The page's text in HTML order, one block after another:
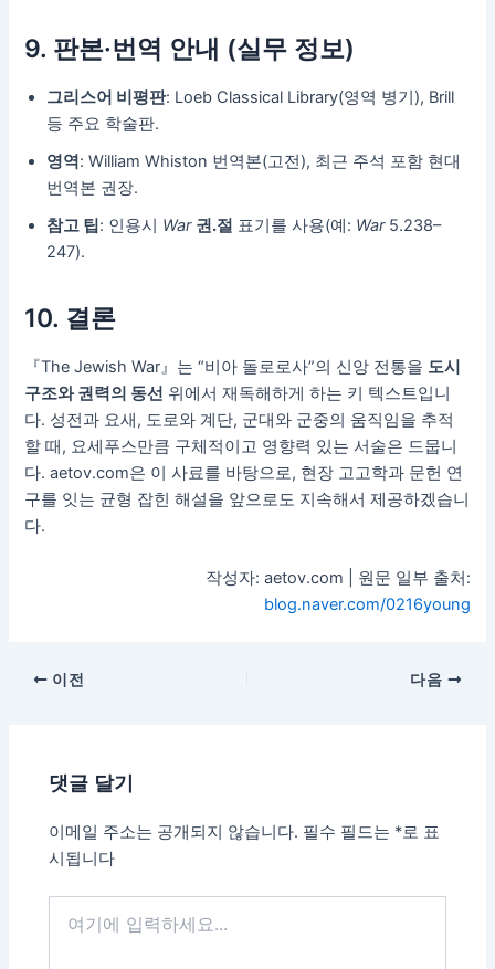
9. 판본·번역 안내 (실무 정보)
그리스어 비평판: Loeb Classical Library(영역 병기), Brill
등 주요 학술판.
영역: William Whiston 번역본(고전), 최근 주석 포함 현대
번역본 권장.
참고 팁: 인용시 War 권.절 표기를 사용(예: War5.238–
247).
10. 결론
『The Jewish War』는 “비아 돌로로사”의 신앙 전통을 도시
구조와 권력의 동선 위에서 재독해하게 하는 키 텍스트입니
다. 성전과 요새, 도로와 계단, 군대와 군중의 움직임을 추적
할 때, 요세푸스만큼 구체적이고 영향력 있는 서술은 드뭅니
다. aetov.com은 이 사료를 바탕으로, 현장 고고학과 문헌 연
구를 잇는 균형 잡힌 해설을 앞으로도 지속해서 제공하겠습니
다.
작성자: aetov.com | 원문 일부 출처:
blog.naver.com/0216young
이전 다음
댓글 달기
이메일 주소는 공개되지 않습니다. 필수 필드는 *로 표
시됩니다